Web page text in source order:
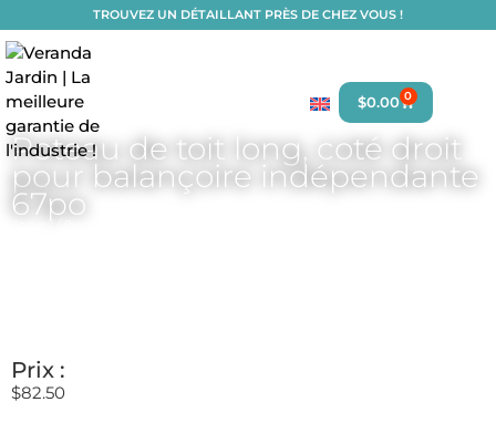
TROUVEZ UN DÉTAILLANT PRÈS DE CHEZ VOUS !
$0.00 0
Poteau de toit long, coté droit
pour balançoire indépendante
67po
Prix :
$82.50